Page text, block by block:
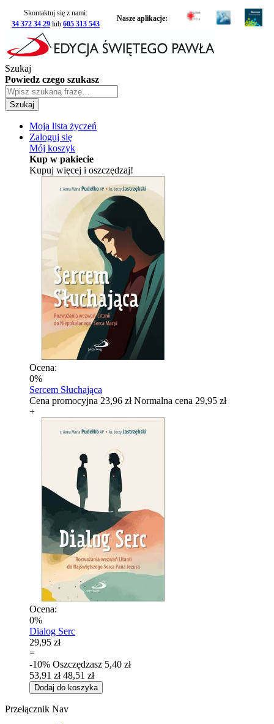
Skontaktuj się z nami:
34 372 34 29 lub 605 313 543
Nasze aplikacje:
Szukaj
Powiedz czego szukasz
Szukaj
Moja lista życzeń
Zaloguj się
Mój koszyk
Kup w pakiecie
Kupuj więcej i oszczędzaj!
Ocena:
0%
Sercem Słuchająca
Cena promocyjna 23,96 zł Normalna cena 29,95 zł
+
Ocena:
0%
Dialog Serc
29,95 zł
=
-10% Oszczędzasz 5,40 zł
53,91 zł 48,51 zł
Dodaj do koszyka
Przełącznik Nav